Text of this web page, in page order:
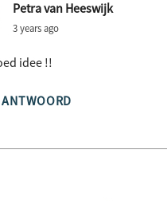
Petra van Heeswijk
3 years ago
idee !!
ANTWOORD